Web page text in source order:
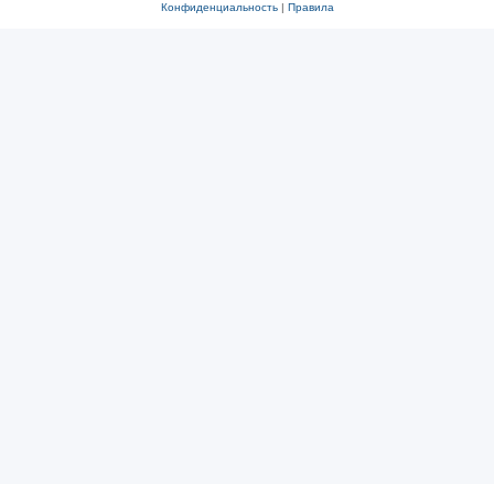
Конфиденциальность| Правила